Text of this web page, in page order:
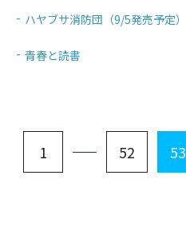
ハヤブサ消防団（9/5発売予定）
青春と読書
1 52 53